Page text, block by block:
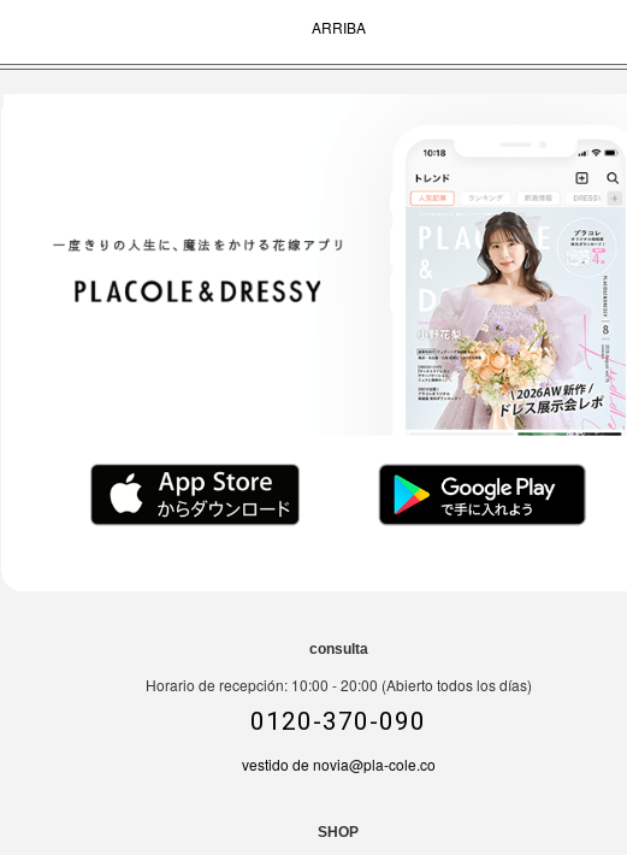
ARRIBA
consulta
Horario de recepción: 10:00 - 20:00 (Abierto todos los días)
0120-370-090
vestido de novia@pla-cole.co
SHOP